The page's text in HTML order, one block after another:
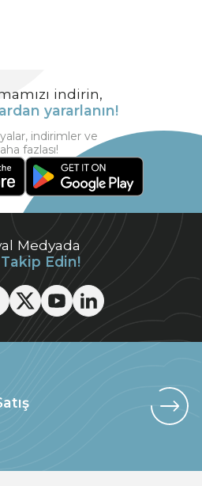
Medyada
Edin!
indirin,
yararlanın!
indirimler ve
fazlası!